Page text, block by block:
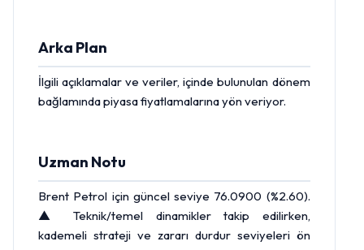
Arka Plan
İlgili açıklamalar ve veriler, içinde bulunulan dönem
bağlamında piyasa fiyatlamalarına yön veriyor.
Uzman Notu
Brent Petrol için güncel seviye 76.0900 (%2.60).
▲ Teknik/temel dinamikler takip edilirken,
kademeli strateji ve zararı durdur seviyeleri ön